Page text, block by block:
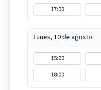
17:00
Lunes, 10 de agosto
15:00
18:00